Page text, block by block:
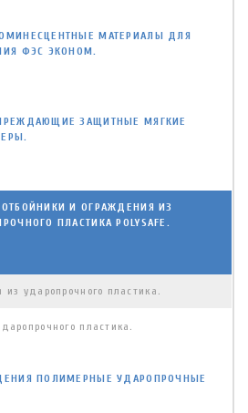
МАТЕРИАЛЫ ДЛЯ
ФЭС ЭКОНОМ.
ЗАЩИТНЫЕ МЯГКИЕ
И ОГРАЖДЕНИЯ ИЗ
ПЛАСТИКА POLYSAFE.
из ударопрочного пластика.
пластика.
ПОЛИМЕРНЫЕ УДАРОПРОЧНЫЕ